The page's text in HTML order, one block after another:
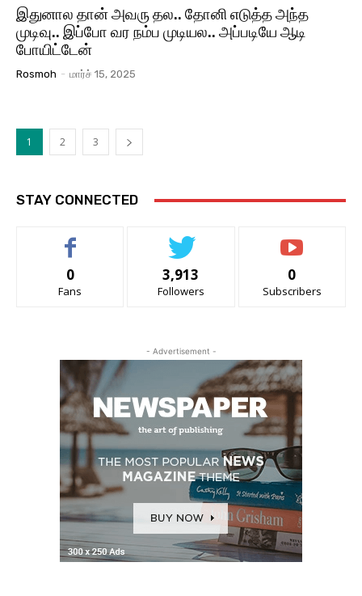
இதுனால தான் அவரு தல.. தோனி எடுத்த அந்த
முடிவு.. இப்போ வர நம்ப முடியல.. அப்படியே ஆடி
போயிட்டேன்
Rosmoh - மார்ச் 15, 2025
1 2 3
STAY CONNECTED
0
Fans
3,913
Followers
0
Subscribers
- Advertisement -